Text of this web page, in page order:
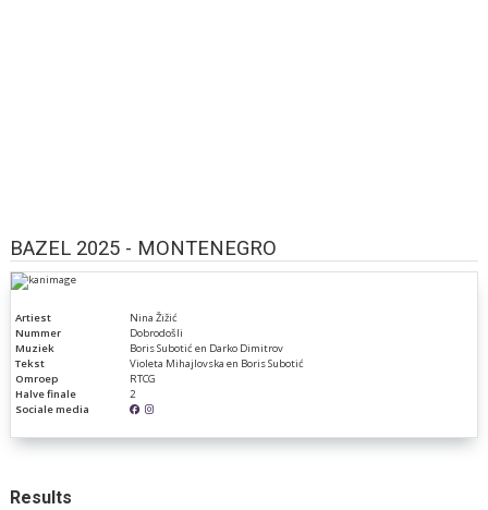
BAZEL 2025 - MONTENEGRO
Artiest
Nina Žižić
Nummer
Dobrodošli
Muziek
Boris Subotić en Darko Dimitrov
Tekst
Violeta Mihajlovska en Boris Subotić
Omroep
RTCG
Halve finale
2
Sociale media
Results